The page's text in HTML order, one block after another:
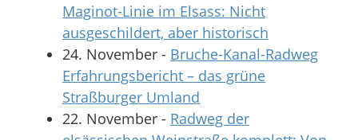
Maginot-Linie im Elsass: Nicht
ausgeschildert, aber historisch
24. November - Bruche-Kanal-Radweg
Erfahrungsbericht – das grüne
Straßburger Umland
22. November - Radweg der